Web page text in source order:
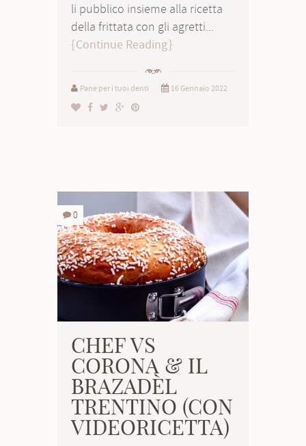
li pubblico insieme alla ricetta
della frittata con gli agretti...
Continue Reading
Pane per i tuoi denti 16 Gennaio 2022
0
CHEF VS
CORONA & IL
BRAZADÈL
TRENTINO (CON
VIDEORICETTA)